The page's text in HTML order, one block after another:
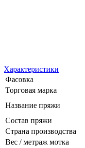
Характеристики
Фасовка
Торговая марка
Название пряжи
Состав пряжи
Страна производства
Вес / метраж мотка